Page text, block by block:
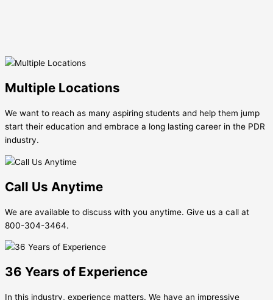
Multiple Locations
We want to reach as many aspiring students and help them jump
start their education and embrace a long lasting career in the PDR
industry.
Call Us Anytime
We are available to discuss with you anytime. Give us a call at
800-304-3464.
36 Years of Experience
In this industry, experience matters. We have an impressive